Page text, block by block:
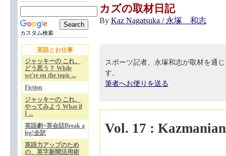
カスタム検索
英語とお仕事
ジャッキーの これ、
どう思う？ While
we're on the topic ...
Fiction
ジャッキーの これ、
やってみよう What if
I ...
英語劇×英会話Break a
leg!全訳
英語力アップのため
の、英字新聞活用術
カズの取材日記
By Kaz Nagatsuka / 永塚 和志
スポーツ記者、永塚和志が取材を通
す。
筆者へお便りを送る
Vol. 17 :